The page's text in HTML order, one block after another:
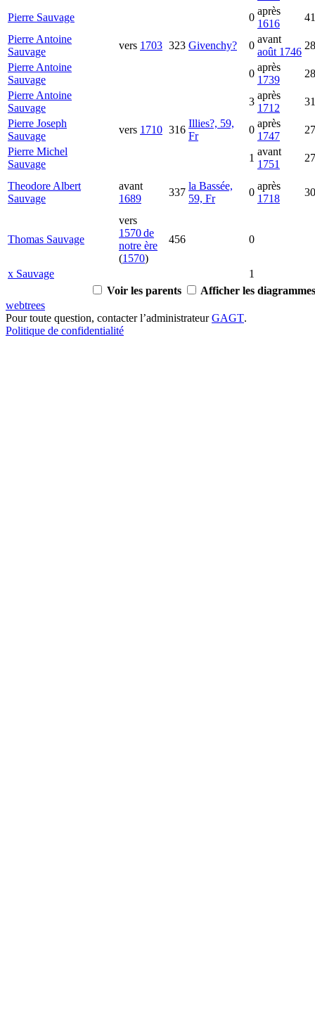
Pierre Sauvage 0
après
1616
Pierre Antoine
Sauvage
vers 1703 323 Givenchy? 0
avant
août 1746
Pierre Antoine
Sauvage
0
après
1739
Pierre Antoine
Sauvage
3
après
1712
Pierre Joseph
Sauvage
vers 1710 316
Illies?, 59,
Fr
0
après
1747
Pierre Michel
Sauvage
1
avant
1751
Theodore Albert
Sauvage
avant
1689
337
la Bassée,
59, Fr
0
après
1718
Thomas Sauvage
vers
1570 de
notre ère
(1570)
456 0
x Sauvage
1
Voir les parents
Afficher les
webtrees
Pour toute question, contacter l’administrateurGAGT.
Politique de confidentialité